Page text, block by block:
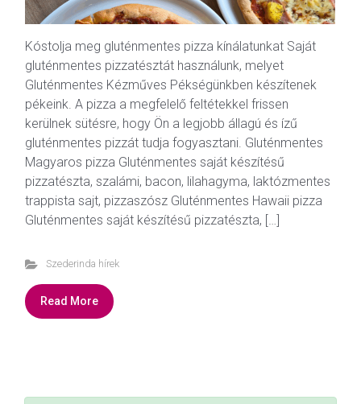
Kóstolja meg gluténmentes pizza kínálatunkat Saját
gluténmentes pizzatésztát használunk, melyet
Gluténmentes Kézműves Pékségünkben készítenek
pékeink. A pizza a megfelelő feltétekkel frissen
kerülnek sütésre, hogy Ön a legjobb állagú és ízű
gluténmentes pizzát tudja fogyasztani. Gluténmentes
Magyaros pizza Gluténmentes saját készítésű
pizzatészta, szalámi, bacon, lilahagyma, laktózmentes
trappista sajt, pizzaszósz Gluténmentes Hawaii pizza
Gluténmentes saját készítésű pizzatészta, […]
Szederinda hírek
Read More